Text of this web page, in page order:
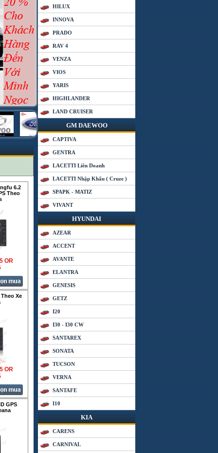
6.2
Theo
OR
Xe
OR
GPS
HILUX
INNOVA
PRADO
RAV 4
VENZA
VIOS
YARIS
HIGHLANDER
LAND CRUISER
GM DAEWOO
CAPTIVA
GENTRA
LACETTI Liên Doanh
LACETTI Nhập Khẩu ( Cruze )
SPAPK - MATIZ
VIVANT
HYUNDAI
AZEAR
ACCENT
AVANTE
ELANTRA
GENESIS
GETZ
I20
I30 - I30 CW
SANTAREX
SONATA
TUCSON
VERNA
SANTAFE
I10
KIA
CARENS
CARNIVAL